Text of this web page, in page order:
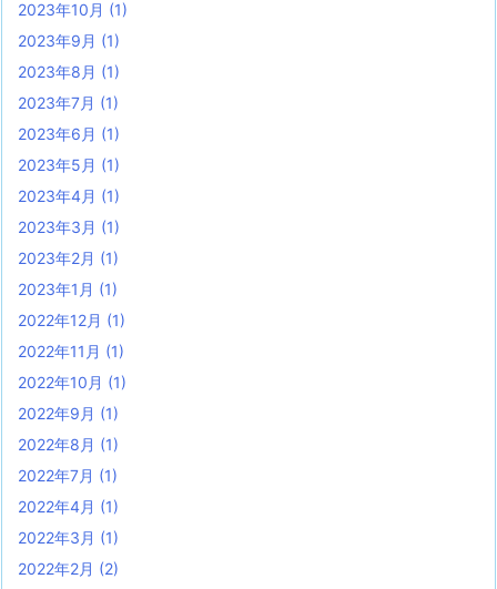
2023年10月 (1)
2023年9月 (1)
2023年8月 (1)
2023年7月 (1)
2023年6月 (1)
2023年5月 (1)
2023年4月 (1)
2023年3月 (1)
2023年2月 (1)
2023年1月 (1)
2022年12月 (1)
2022年11月 (1)
2022年10月 (1)
2022年9月 (1)
2022年8月 (1)
2022年7月 (1)
2022年4月 (1)
2022年3月 (1)
2022年2月 (2)